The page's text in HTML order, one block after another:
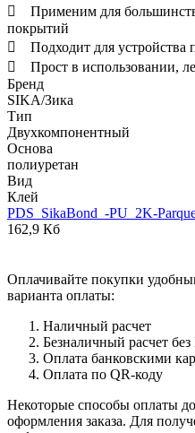
 Применим для
покрытий
 Подходит для устройства
 Прост в использовании,
Бренд
SIKA/Зика
Тип
Двухкомпонентный
Основа
полиуретан
Вид
Клей
PDS_SikaBond_-PU_2K-
162,9 Кб
Оплачивайте покупки
варианта оплаты:
Наличный расчет
Безналичный расчет
Оплата банковскими
Оплата по QR-коду
Некоторые способы оплаты
оформления заказа. Для